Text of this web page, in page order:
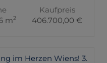
m2
Kaufpreis
406.700,00 €